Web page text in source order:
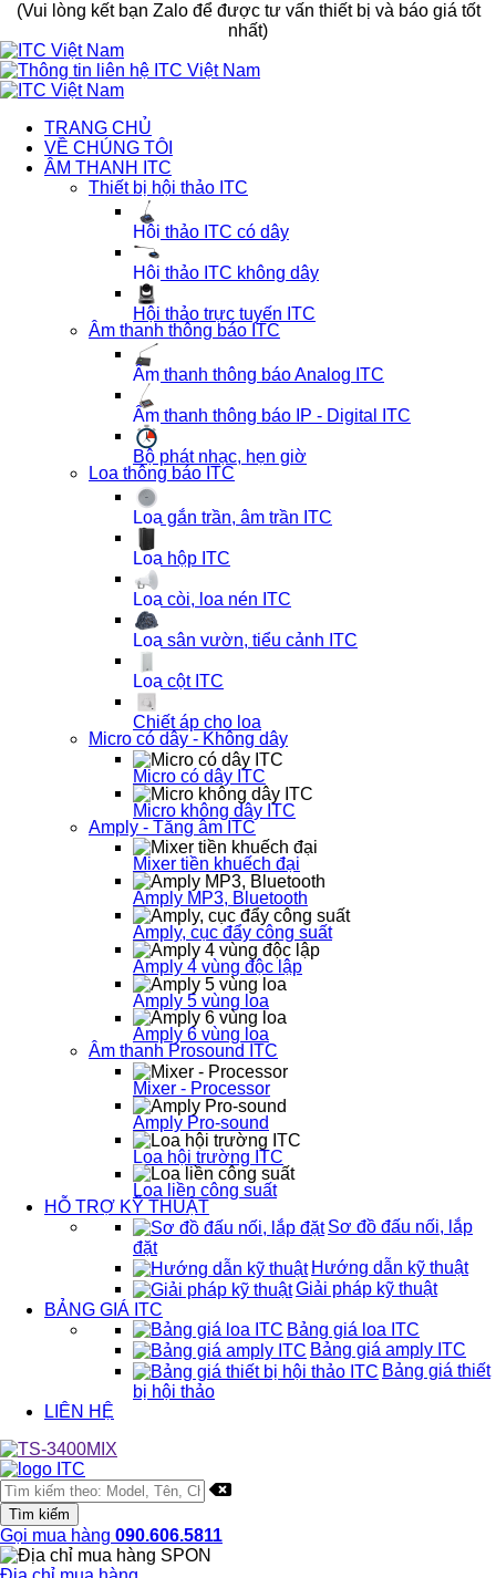
(Vui lòng kết bạn Zalo để được tư vấn thiết bị và báo giá tốt
nhất)
TRANG CHỦ
VỀ CHÚNG TÔI
ÂM THANH ITC
Thiết bị hội thảo ITC
Hội thảo ITC có dây
Hội thảo ITC không dây
Hội thảo trực tuyến ITC
Âm thanh thông báo ITC
Âm thanh thông báo Analog ITC
Âm thanh thông báo IP - Digital ITC
Bộ phát nhạc, hẹn giờ
Loa thông báo ITC
Loa gắn trần, âm trần ITC
Loa hộp ITC
Loa còi, loa nén ITC
Loa sân vườn, tiểu cảnh ITC
Loa cột ITC
Chiết áp cho loa
Micro có dây - Không dây
Micro có dây ITC
Micro không dây ITC
Amply - Tăng âm ITC
Mixer tiền khuếch đại
Amply MP3, Bluetooth
Amply, cục đẩy công suất
Amply 4 vùng độc lập
Amply 5 vùng loa
Amply 6 vùng loa
Âm thanh Prosound ITC
Mixer - Processor
Amply Pro-sound
Loa hội trường ITC
Loa liền công suất
HỖ TRỢ KỸ THUẬT
Sơ đồ đấu nối, lắp
đặt
Hướng dẫn kỹ thuật
Giải pháp kỹ thuật
BẢNG GIÁ ITC
Bảng giá loa ITC
Bảng giá amply ITC
Bảng giá thiết
bị hội thảo
LIÊN HỆ
Gọi mua hàng 090.606.5811